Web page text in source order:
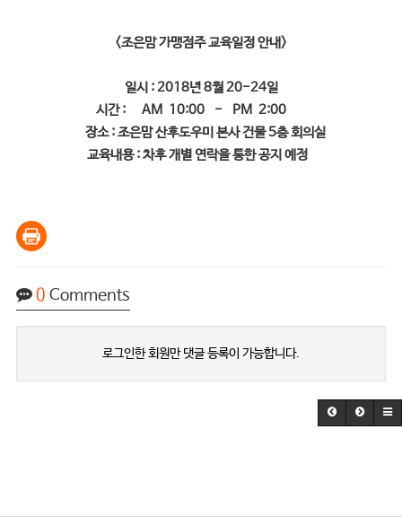
<조은맘 가맹점주 교육일정 안내>
일시 : 2018년 8월 20-24일
시간 : AM 10:00 - PM 2:00
장소 : 조은맘 산후도우미 본사 건물 5층 회의실
교육내용 : 차후 개별 연락을 통한 공지 예정
0 Comments
로그인한 회원만 댓글 등록이 가능합니다.